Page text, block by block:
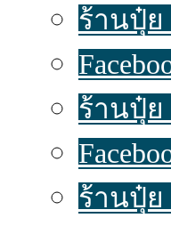
ร้านปุ๋ย
ร้านปุ๋ย
ร้านปุ๋ย